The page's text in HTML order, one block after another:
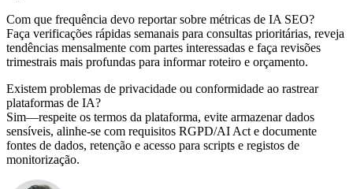
Com que frequência devo reportar sobre métricas de IA SEO?
Faça verificações rápidas semanais para consultas prioritárias, reveja
tendências mensalmente com partes interessadas e faça revisões
trimestrais mais profundas para informar roteiro e orçamento.
Existem problemas de privacidade ou conformidade ao rastrear
plataformas de IA?
Sim—respeite os termos da plataforma, evite armazenar dados
sensíveis, alinhe-se com requisitos RGPD/AI Act e documente
fontes de dados, retenção e acesso para scripts e registos de
monitorização.